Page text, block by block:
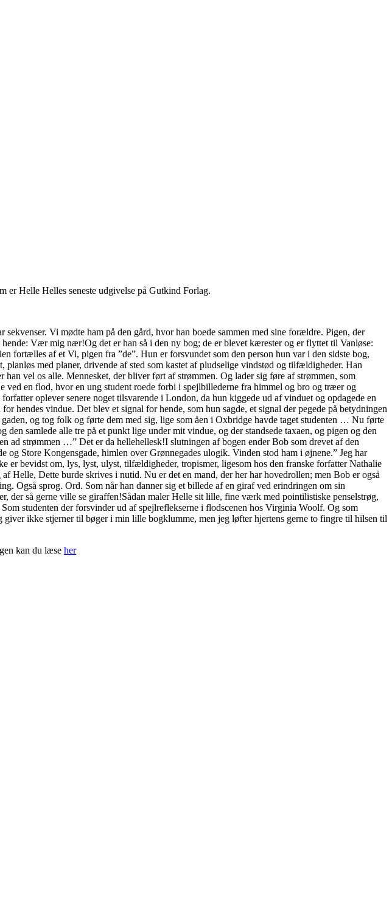
er Helle Helles seneste udgivelse på Gutkind Forlag.
Vi mødte ham på den gård, hvor han boede sammen med sine forældre. Pigen, der
Vær mig nær!Og det er han så i den ny bog; de er blevet kærester og er flyttet til Vanløse:
af et Vi, pigen fra ”de”. Hun er forsvundet som den person hun var i den sidste bog,
med planer, drivende af sted som kastet af pludselige vindstød og tilfældigheder. Han
vel os alle. Mennesket, der bliver ført af strømmen. Og lader sig føre af strømmen, som
en flod, hvor en ung student roede forbi i spejlbillederne fra himmel og bro og træer og
oplever senere noget tilsvarende i London, da hun kiggede ud af vinduet og opdagede en
hendes vindue. Det blev et signal for hende, som hun sagde, et signal der pegede på betydningen
og tog folk og førte dem med sig, lige som åen i Oxbridge havde taget studenten … Nu førte
samlede alle tre på et punkt lige under mit vindue, og der standsede taxaen, og pigen og den
ad strømmen …” Det er da hellehellesk!I slutningen af bogen ender Bob som drevet af den
Store Kongensgade, himlen over Grønnegades ulogik. Vinden stod ham i øjnene.” Jeg har
er bevidst om, lys, lyst, ulyst, tilfældigheder, tropismer, ligesom hos den franske forfatter Nathalie
Helle, Dette burde skrives i nutid. Nu er det en mand, der her har hovedrollen; men Bob er også
Også sprog. Ord. Som når han danner sig et billede af en giraf ved erindringen om sin
der så gerne ville se giraffen!Sådan maler Helle sit lille, fine værk med pointilistiske penselstrøg,
studenten der forsvinder ud af spejlreflekserne i flodscenen hos Virginia Woolf. Og som
ikke stjerner til bøger i min lille bogklumme, men jeg løfter hjertens gerne to fingre til hilsen til
kan du læse her